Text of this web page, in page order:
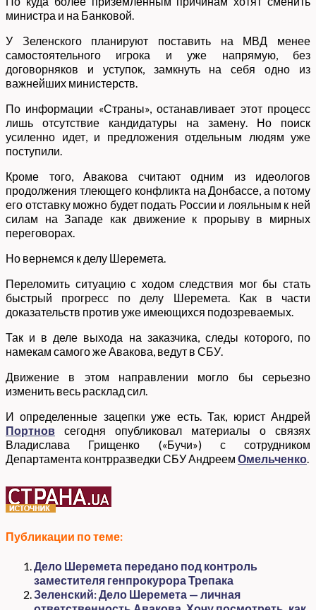
министра и на Банковой.
У Зеленского планируют поставить на МВД менее
самостоятельного игрока и уже напрямую, без
договорняков и уступок, замкнуть на себя одно из
важнейших министерств.
По информации «Страны», останавливает этот процесс
лишь отсутствие кандидатуры на замену. Но поиск
усиленно идет, и предложения отдельным людям уже
поступили.
Кроме того, Авакова считают одним из идеологов
продолжения тлеющего конфликта на Донбассе, а потому
его отставку можно будет подать России и лояльным к ней
силам на Западе как движение к прорыву в мирных
переговорах.
Но вернемся к делу Шеремета.
Переломить ситуацию с ходом следствия мог бы стать
быстрый прогресс по делу Шеремета. Как в части
доказательств против уже имеющихся подозреваемых.
Так и в деле выхода на заказчика, следы которого, по
намекам самого же Авакова, ведут в СБУ.
Движение в этом направлении могло бы серьезно
изменить весь расклад сил.
И определенные зацепки уже есть. Так, юрист Андрей
Портнов сегодня опубликовал материалы о связях
Владислава Грищенко («Бучи») с сотрудником
Департамента контрразведки СБУ Андреем Омельченко.
Публикации по теме:
Дело Шеремета передано под контроль
заместителя генпрокурора Трепака
Зеленский: Дело Шеремета — личная